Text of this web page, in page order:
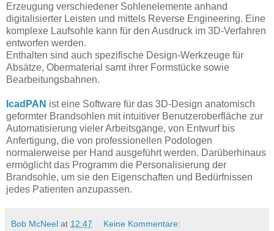
Erzeugung verschiedener Sohlenelemente anhand
digitalisierter Leisten und mittels Reverse Engineering. Eine
komplexe Laufsohle kann für den Ausdruck im 3D-Verfahren
entworfen werden.
Enthalten sind auch spezifische Design-Werkzeuge für
Absätze, Obermaterial samt ihrer Formstücke sowie
Bearbeitungsbahnen.
IcadPAN ist eine Software für das 3D-Design anatomisch
geformter Brandsohlen mit intuitiver Benutzeroberfläche zur
Automatisierung vieler Arbeitsgänge, von Entwurf bis
Anfertigung, die von professionellen Podologen
normalerweise per Hand ausgeführt werden. Darüberhinaus
ermöglicht das Programm die Personalisierung der
Brandsohle, um sie den Eigenschaften und Bedürfnissen
jedes Patienten anzupassen.
Bob McNeel at 12:47 Keine Kommentare: